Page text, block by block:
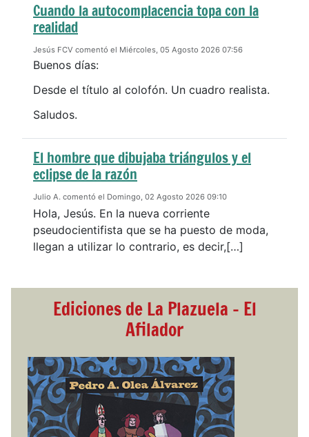
Cuando la autocomplacencia topa con la
realidad
Jesús FCV comentó el Miércoles, 05 Agosto 2026 07:56
Buenos días:
Desde el título al colofón. Un cuadro realista.
Saludos.
El hombre que dibujaba triángulos y el
eclipse de la razón
Julio A. comentó el Domingo, 02 Agosto 2026 09:10
Hola, Jesús. En la nueva corriente
pseudocientifista que se ha puesto de moda,
llegan a utilizar lo contrario, es decir,[…]
Ediciones de La Plazuela - El
Afilador